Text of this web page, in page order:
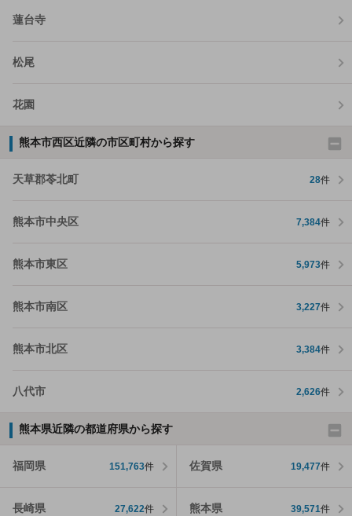
蓮台寺
松尾
花園
熊本市西区近隣の市区町村から探す
天草郡苓北町 28件
熊本市中央区 7,384件
熊本市東区 5,973件
熊本市南区 3,227件
熊本市北区 3,384件
八代市 2,626件
熊本県近隣の都道府県から探す
福岡県 151,763件 佐賀県 19,477件
長崎県 27,622件 熊本県 39,571件